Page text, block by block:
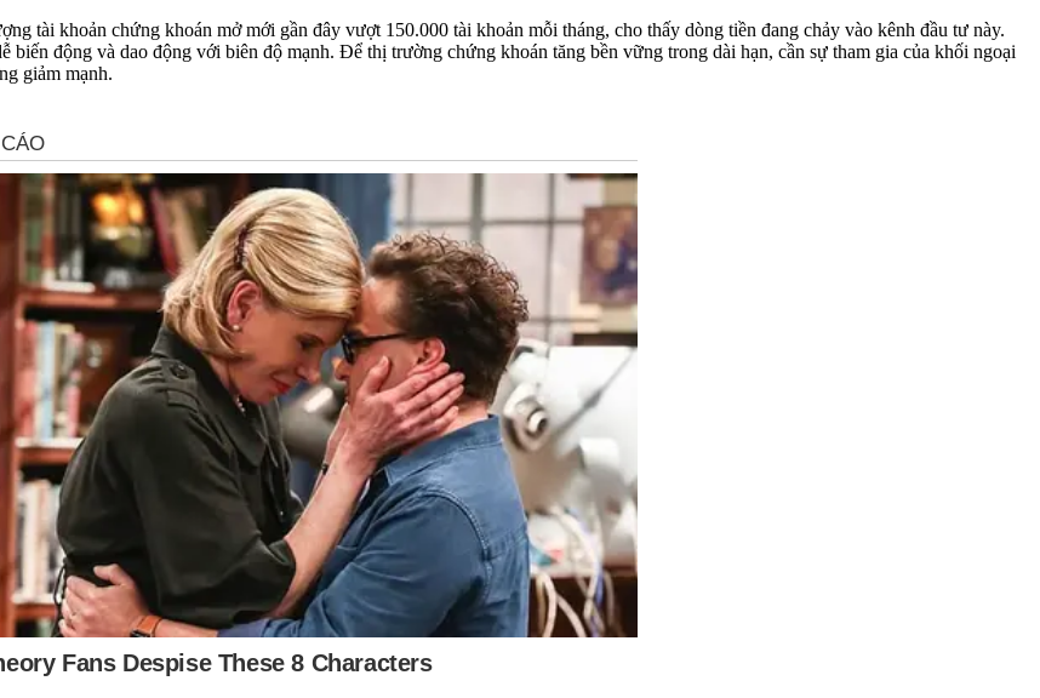
tài khoản chứng khoán mở mới gần đây vượt 150.000 tài khoản mỗi tháng, cho thấy dòng tiền đang chảy vào kênh đầu tư này.
động và dao động với biên độ mạnh. Để thị trường chứng khoán tăng bền vững trong dài hạn, cần sự tham gia của khối ngoại
giảm mạnh.